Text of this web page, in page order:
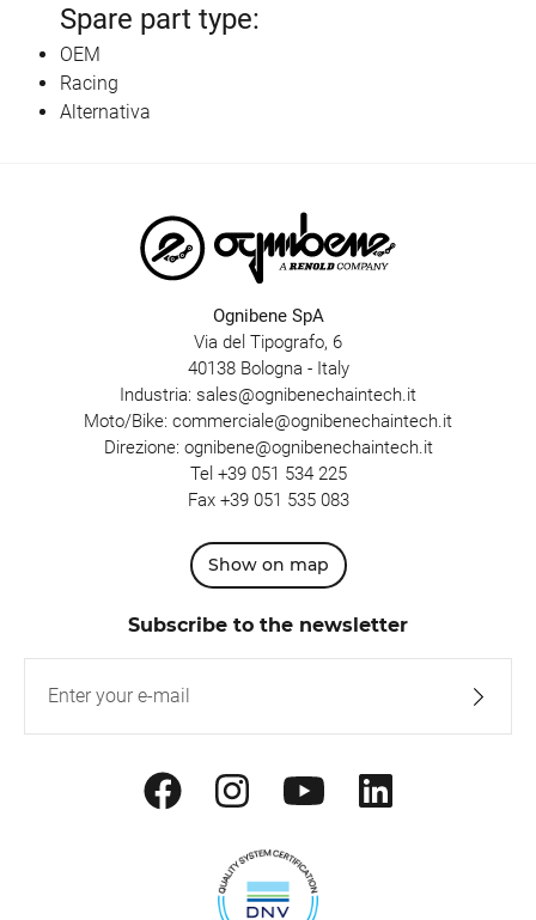
Spare part type:
OEM
Racing
Alternativa
Ognibene SpA
Via del Tipografo, 6
40138 Bologna - Italy
Industria: sales@ognibenechaintech.it
Moto/Bike: commerciale@ognibenechaintech.it
Direzione: ognibene@ognibenechaintech.it
Tel +39 051 534 225
Fax +39 051 535 083
Show on map
Subscribe to the newsletter